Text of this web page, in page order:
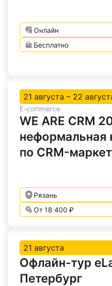
Онлайн
Бесплатно
21 августа – 22
E-commerce
WE ARE CRM
неформальная
по CRM-
Рязань
От 18 400 ₽
21 августа
Офлайн-тур
Петербург